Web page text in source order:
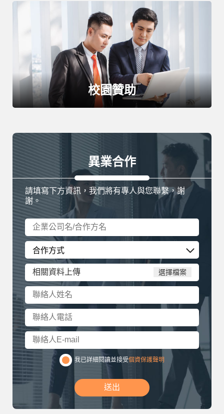
粉絲團 影音頻道
校園贊助
異業合作
請填寫下方資訊，我們將有專人與您聯繫，謝
謝。
相關資料上傳 選擇檔案
我已詳細閱讀並接受個資保護聲明
送出